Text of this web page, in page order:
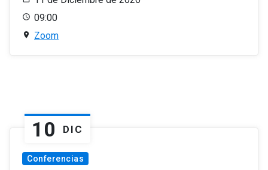
09:00
Zoom
10 DIC
Conferencias